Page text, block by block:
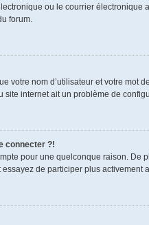
ou le courrier
forum.
votre nom d’utilisateur et votre
internet ait un problème de
connecter ?!
pour une quelconque raison.
de participer plus activement